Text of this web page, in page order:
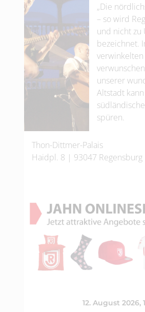
„Die
– so wird
und nicht zu
bezeichnet.
verwinkelten
unserer
Altstadt
spüren.
Thon-Dittmer-Palais
Haidpl. 8 | 93047 Regensburg
12. August 2026,